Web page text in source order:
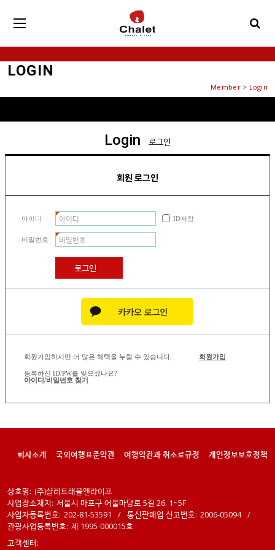
LOGIN
Member > Login
Login 로그인
회원 로그인
아이디 ID저장
비밀번호
로그인
회원가입하시면 더 많은 혜택을 누릴 수 있습니다. 회원가입
등록하신 ID/PW를 잊으셨나요?
아이디/비밀번호 찾기
회사소개 국외여행표준약관 여행약관과 취소료규정 개인정보보호정책
상호명: (주)샬레트래블앤라이프
사업장소재지: 서울시 마포구 어울마당로 5길 26. 1~5F
사업자등록번호: 202-81-53591 / 통신판매업 신고번호: 2006-05094 /
관광사업등록번호: 제 1995-000015호
고객센터: